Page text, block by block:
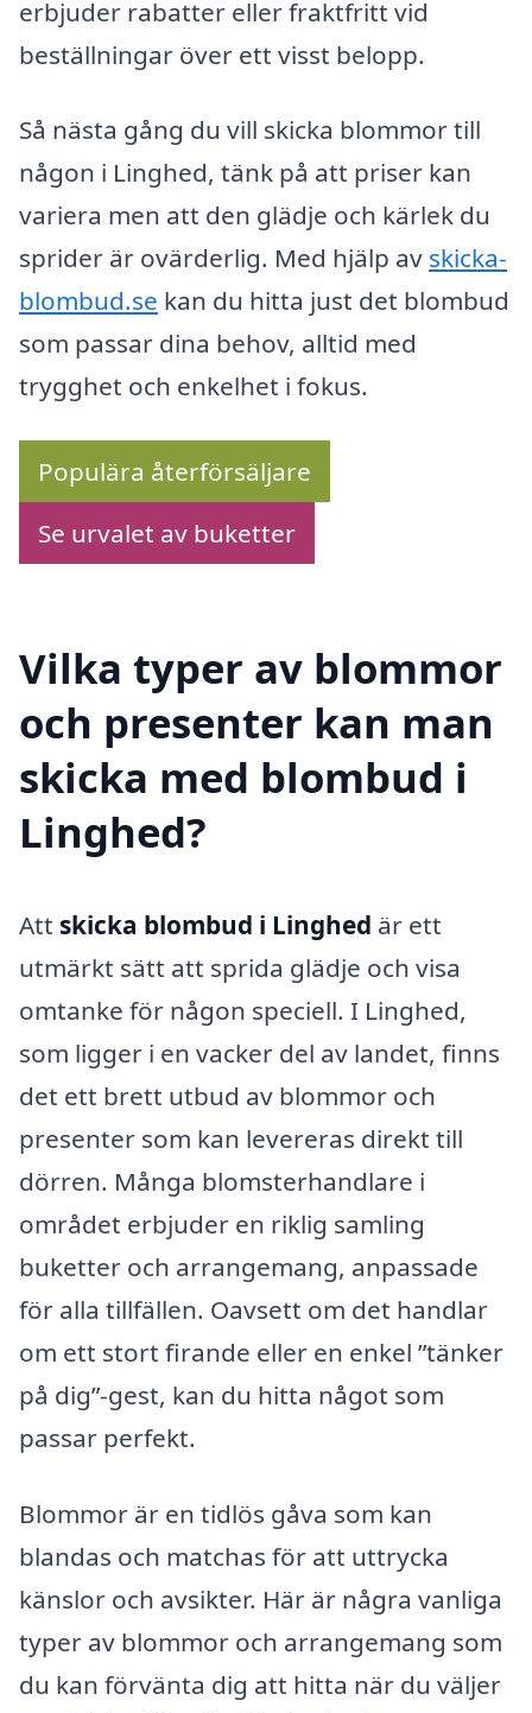
erbjuder rabatter eller fraktfritt vid
beställningar över ett visst belopp.
Så nästa gång du vill skicka blommor till
någon i Linghed, tänk på att priser kan
variera men att den glädje och kärlek du
sprider är ovärderlig. Med hjälp av skicka-
blombud.se kan du hitta just det blombud
som passar dina behov, alltid med
trygghet och enkelhet i fokus.
Populära återförsäljare
Se urvalet av buketter
Vilka typer av blommor
och presenter kan man
skicka med blombud i
Linghed?
Att skicka blombud i Linghed är ett
utmärkt sätt att sprida glädje och visa
omtanke för någon speciell. I Linghed,
som ligger i en vacker del av landet, finns
det ett brett utbud av blommor och
presenter som kan levereras direkt till
dörren. Många blomsterhandlare i
området erbjuder en riklig samling
buketter och arrangemang, anpassade
för alla tillfällen. Oavsett om det handlar
om ett stort firande eller en enkel ”tänker
på dig”-gest, kan du hitta något som
passar perfekt.
Blommor är en tidlös gåva som kan
blandas och matchas för att uttrycka
känslor och avsikter. Här är några vanliga
typer av blommor och arrangemang som
du kan förvänta dig att hitta när du väljer